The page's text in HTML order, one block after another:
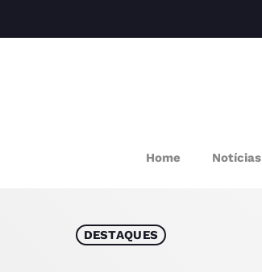
Home Notícias
DESTAQUES